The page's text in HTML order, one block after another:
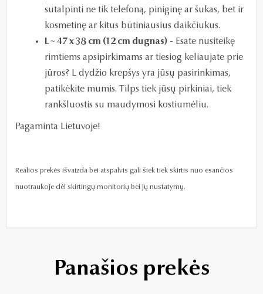
sutalpinti ne tik telefoną, piniginę ar šukas, bet ir
kosmetinę ar kitus būtiniausius daikčiukus.
L ~ 47 x 38 cm (12 cm dugnas) - Esate nusiteikę
rimtiems apsipirkimams ar tiesiog keliaujate prie
jūros? L dydžio krepšys yra jūsų pasirinkimas,
patikėkite mumis. Tilps tiek jūsų pirkiniai, tiek
rankšluostis su maudymosi kostiumėliu.
Pagaminta Lietuvoje!
Realios prekės išvaizda bei atspalvis gali šiek tiek skirtis nuo esančios
nuotraukoje dėl skirtingų monitorių bei jų nustatymų.
Panašios prekės